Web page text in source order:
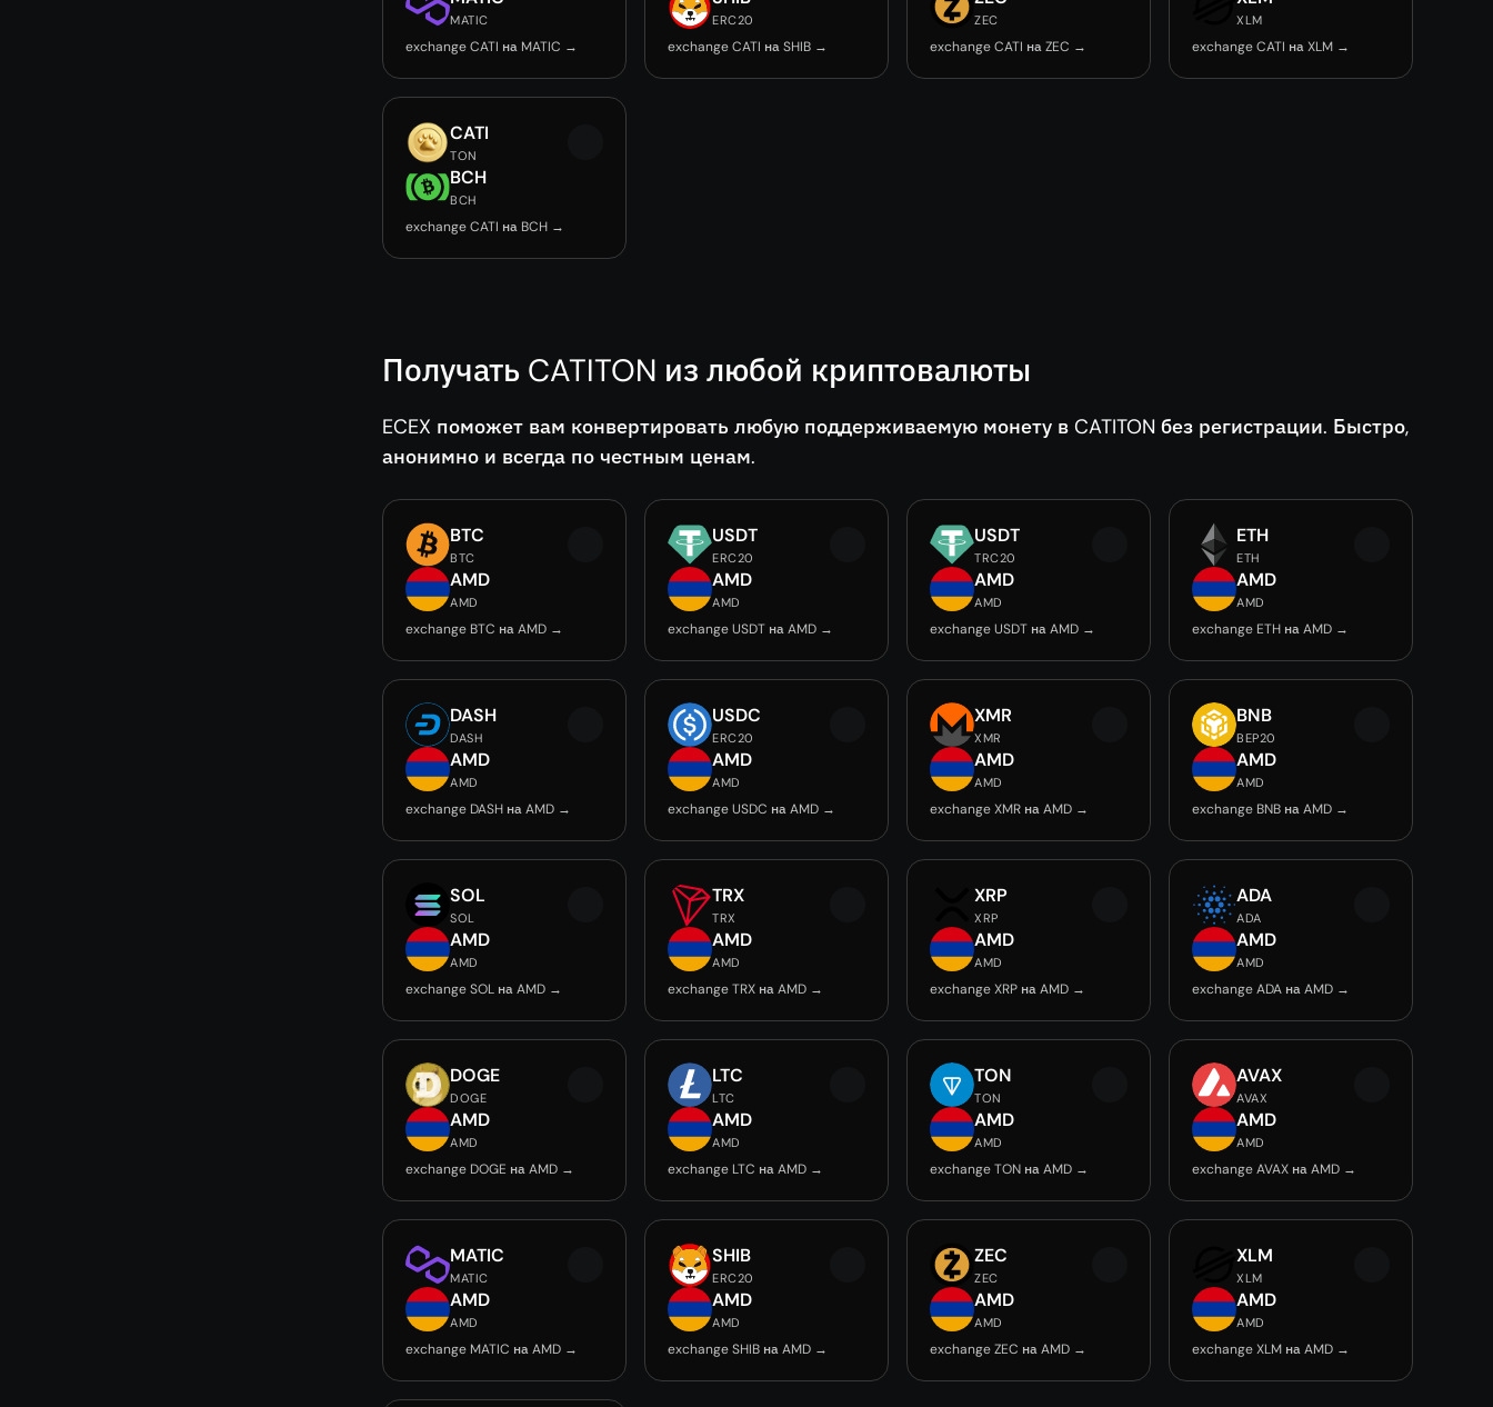
MATIC
exchange CATI на MATIC →
ERC20
exchange CATI на SHIB →
ZEC
exchange CATI на ZEC →
XLM
exchange CATI на XLM →
CATI
TON
BCH
BCH
exchange CATI на BCH →
Получать CATITON из любой криптовалюты
ECEX поможет вам конвертировать любую поддерживаемую монету в CATITON без регистрации. Быстро,
анонимно и всегда по честным ценам.
BTC
BTC
AMD
AMD
exchange BTC на AMD →
USDT
ERC20
AMD
AMD
exchange USDT на AMD →
USDT
TRC20
AMD
AMD
exchange USDT на AMD →
ETH
ETH
AMD
AMD
exchange ETH на AMD →
DASH
DASH
AMD
AMD
exchange DASH на AMD →
USDC
ERC20
AMD
AMD
exchange USDC на AMD →
XMR
XMR
AMD
AMD
exchange XMR на AMD →
BNB
BEP20
AMD
AMD
exchange BNB на AMD →
SOL
SOL
AMD
AMD
exchange SOL на AMD →
TRX
TRX
AMD
AMD
exchange TRX на AMD →
XRP
XRP
AMD
AMD
exchange XRP на AMD →
ADA
ADA
AMD
AMD
exchange ADA на AMD →
DOGE
DOGE
AMD
AMD
exchange DOGE на AMD →
LTC
LTC
AMD
AMD
exchange LTC на AMD →
TON
TON
AMD
AMD
exchange TON на AMD →
AVAX
AVAX
AMD
AMD
exchange AVAX на AMD →
MATIC
MATIC
AMD
AMD
exchange MATIC на AMD →
SHIB
ERC20
AMD
AMD
exchange SHIB на AMD →
ZEC
ZEC
AMD
AMD
exchange ZEC на AMD →
XLM
XLM
AMD
AMD
exchange XLM на AMD →